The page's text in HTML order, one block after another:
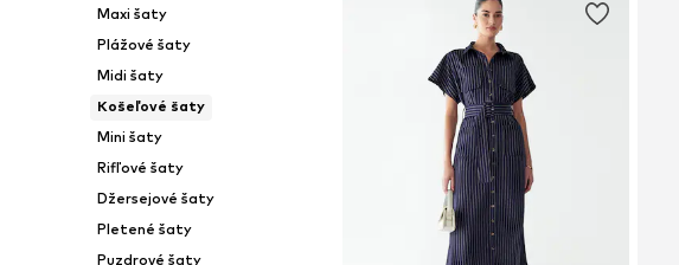
Maxi šaty
Plážové šaty
Midi šaty
Košeľové šaty
Mini šaty
Rifľové šaty
Džersejové šaty
Pletené šaty
Puzdrové šaty